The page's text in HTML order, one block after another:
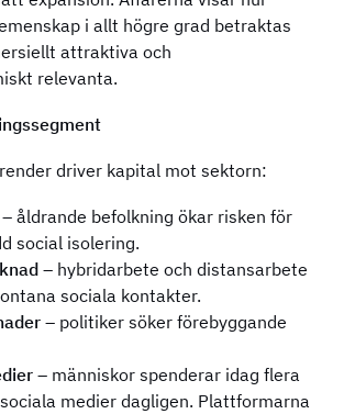
i allt högre grad betraktas
attraktiva och
relevanta.
driver kapital mot sektorn:
– åldrande befolkning ökar risken för
social isolering.
– hybridarbete och distansarbete
sociala kontakter.
– politiker söker förebyggande
– människor spenderar idag flera
medier dagligen. Plattformarna